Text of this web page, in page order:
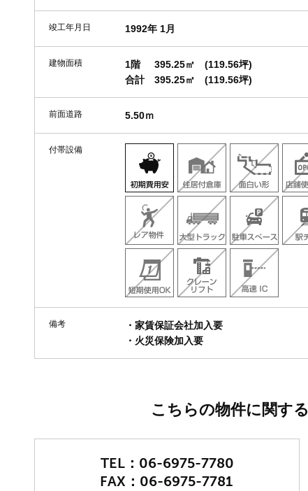
竣工年月日 1992年 1月
建物面積 1階 395.25㎡
(119.56坪)
合計
395.25㎡ (119.56坪)
前面道路 5.50ｍ
付帯設備
備考
・家賃保証会社加入要
・火災保険加入要
こちらの物件に関する
06-6975-7780
06-6975-7781